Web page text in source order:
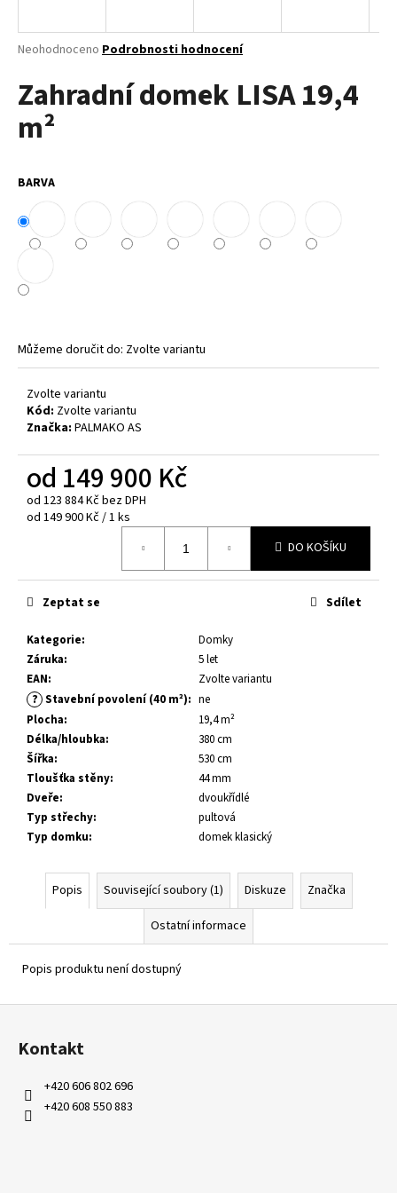
Průměrné
produktu
je
z
Neohodnoceno Podrobnosti hodnocení
Zahradní domek LISA 19,4
m²
BARVA
Můžeme doručit do: Zvolte variantu
Zvolte variantu
Kód: Zvolte variantu
Značka: PALMAKO AS
od 149 900 Kč
od 123 884 Kčbez DPH
Měrná
od 149 900 Kč / 1 ks
DO KOŠÍKU
Kategorie:
Domky
Záruka:
5 let
EAN: Zvolte variantu
? Stavební povolení (40 m²): ne
Plocha:
19,4 m²
Délka/hloubka:
380 cm
Šířka:
530 cm
Tloušťka stěny:
44 mm
Dveře:
dvoukřídlé
Typ střechy:
pultová
Typ domku: domek klasický
Zeptat se Sdílet
Popis Související soubory (1) Diskuze
Značka
Ostatní informace
Popis produktu není dostupný
j
t
?
HLEDAT
D
o
o
r
e
m
e
MERIT
13
Kč
Z
Kontakt
+420 606 802 696
+420 608 550 883